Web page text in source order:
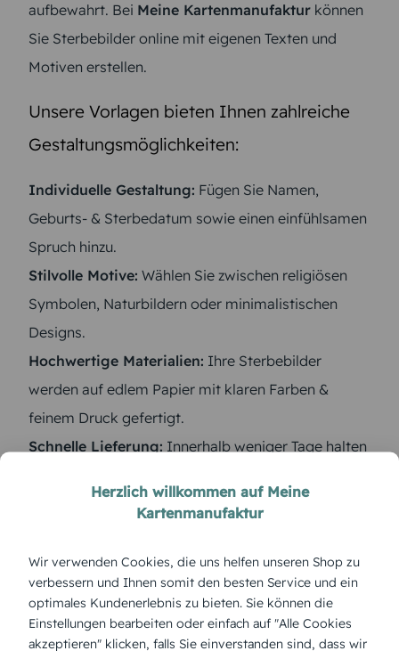
aufbewahrt. Bei Meine Kartenmanufaktur können
Sie Sterbebilder online mit eigenen Texten und
Motiven erstellen.
Unsere Vorlagen bieten Ihnen zahlreiche
Gestaltungsmöglichkeiten:
Individuelle Gestaltung: Fügen Sie Namen,
Geburts- & Sterbedatum sowie einen einfühlsamen
Spruch hinzu.
Stilvolle Motive: Wählen Sie zwischen religiösen
Symbolen, Naturbildern oder minimalistischen
Designs.
Hochwertige Materialien: Ihre Sterbebilder
werden auf edlem Papier mit klaren Farben &
feinem Druck gefertigt.
Schnelle Lieferung: Innerhalb weniger Tage halten
Herzlich willkommen auf Meine
Kartenmanufaktur
Wir verwenden Cookies, die uns helfen unseren Shop zu
verbessern und Ihnen somit den besten Service und ein
optimales Kundenerlebnis zu bieten. Sie können die
Einstellungen bearbeiten oder einfach auf "Alle Cookies
akzeptieren" klicken, falls Sie einverstanden sind, dass wir